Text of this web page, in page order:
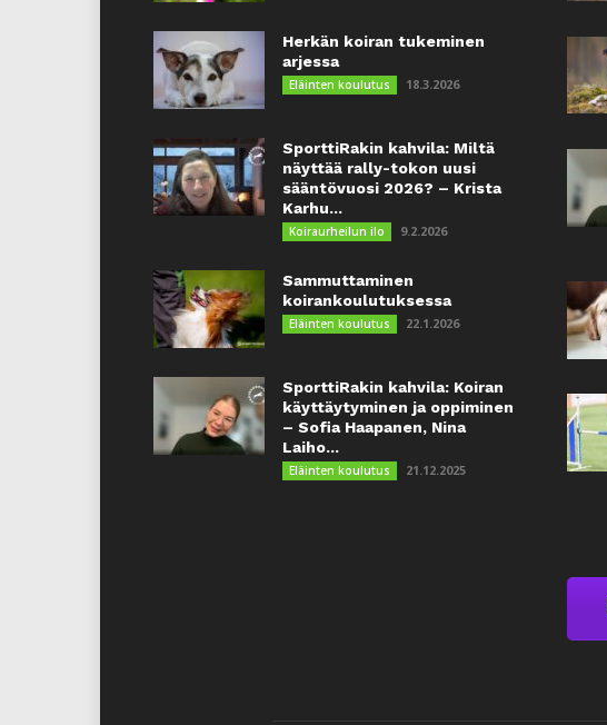
Herkän koiran tukeminen
arjessa
Eläinten koulutus 18.3.2026
SporttiRakin kahvila: Miltä
näyttää rally-tokon uusi
sääntövuosi 2026? – Krista
Karhu...
Koiraurheilun ilo 9.2.2026
Sammuttaminen
koirankoulutuksessa
Eläinten koulutus 22.1.2026
SporttiRakin kahvila: Koiran
käyttäytyminen ja oppiminen
– Sofia Haapanen, Nina
Laiho...
Eläinten koulutus 21.12.2025